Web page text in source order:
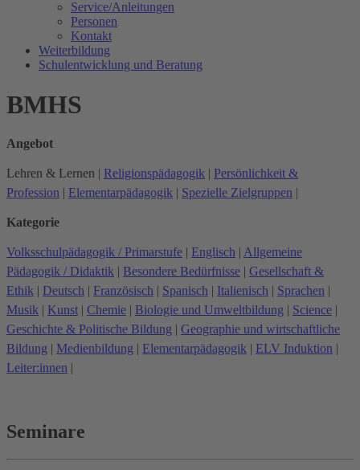
Service/Anleitungen
Personen
Kontakt
Weiterbildung
Schulentwicklung und Beratung
BMHS
Angebot
Lehren & Lernen | Religionspädagogik | Persönlichkeit &
Profession | Elementarpädagogik | Spezielle Zielgruppen |
Kategorie
Volksschulpädagogik / Primarstufe | Englisch | Allgemeine
Pädagogik / Didaktik | Besondere Bedürfnisse | Gesellschaft &
Ethik | Deutsch | Französisch | Spanisch | Italienisch | Sprachen |
Musik | Kunst | Chemie | Biologie und Umweltbildung | Science |
Geschichte & Politische Bildung | Geographie und wirtschaftliche
Bildung | Medienbildung | Elementarpädagogik | ELV Induktion |
Leiter:innen |
Seminare